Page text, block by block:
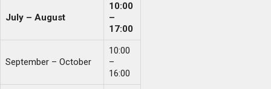
July – August
10:00
–
17:00
September – October
10:00
–
16:00